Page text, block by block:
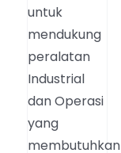
untuk
mendukung
peralatan
Industrial
dan Operasi
yang
membutuhkan